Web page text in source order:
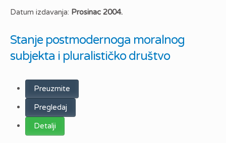
Datum izdavanja: Prosinac 2004.
Stanje postmodernoga moralnog
subjekta i pluralističko društvo
Preuzmite
Pregledaj
Detalji